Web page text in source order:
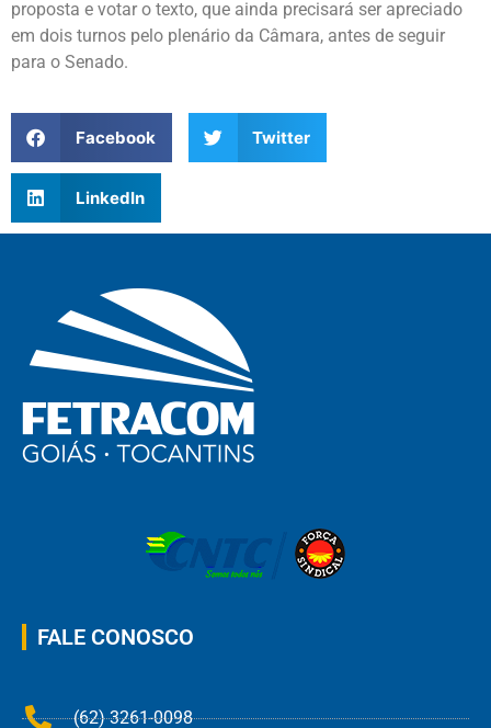
proposta e votar o texto, que ainda precisará ser apreciado
em dois turnos pelo plenário da Câmara, antes de seguir
para o Senado.
Facebook Twitter
LinkedIn
FALE CONOSCO
(62) 3261-0098